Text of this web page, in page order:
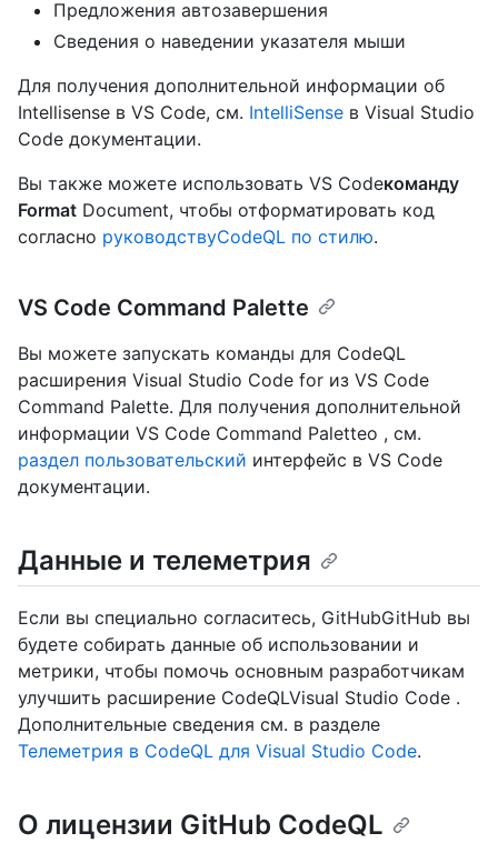
Предложения автозавершения
Сведения о наведении указателя мыши
Для получения дополнительной информации об
Intellisense в VS Code, см. IntelliSense в Visual Studio
Code документации.
Вы также можете использовать VS Codeкоманду
Format Document, чтобы отформатировать код
согласно руководствуCodeQL по стилю.
VS Code Command Palette
Вы можете запускать команды для CodeQL
расширения Visual Studio Code for из VS Code
Command Palette. Для получения дополнительной
информации VS Code Command Paletteо , см.
раздел пользовательский интерфейс в VS Code
документации.
Данные и телеметрия
Если вы специально согласитесь, GitHubGitHub вы
будете собирать данные об использовании и
метрики, чтобы помочь основным разработчикам
улучшить расширение CodeQLVisual Studio Code .
Дополнительные сведения см. в разделе
Телеметрия в CodeQL для Visual Studio Code.
О лицензии GitHub CodeQL